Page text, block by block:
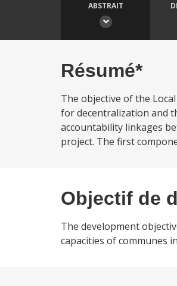
ABSTRAIT
Résumé*
The objective of the
for decentralization and
accountability linkages
project. The first
Objectif de
The development
capacities of communes